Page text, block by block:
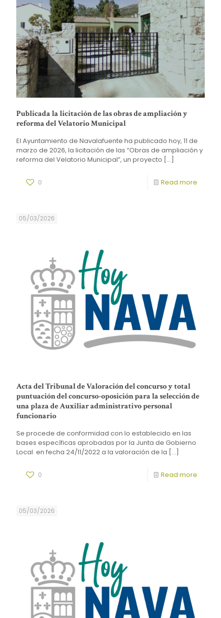
Publicada la licitación de las obras de ampliación y
reforma del Velatorio Municipal
El Ayuntamiento de Navalafuente ha publicado hoy, 11 de
marzo de 2026, la licitación de las “Obras de ampliación y
reforma del Velatorio Municipal”, un proyecto […]
0 Read more
05/03/2026
Acta del Tribunal de Valoración del concurso y total
puntuación del concurso-oposición para la selección de
una plaza de Auxiliar administrativo personal
funcionario
Se procede de conformidad con lo establecido en las
bases específicas aprobadas por la Junta de Gobierno
Local en fecha 24/11/2022 a la valoración de la […]
0 Read more
05/03/2026